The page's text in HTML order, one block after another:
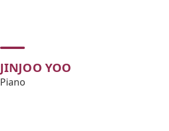
JINJOO YOO
Piano